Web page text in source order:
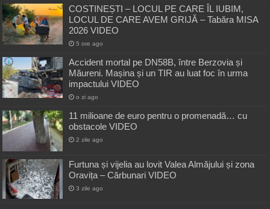
COSTINEȘTI – LOCUL PE CARE ÎL IUBIM,
LOCUL DE CARE AVEM GRIJĂ – Tabăra MISA
2026 VIDEO
5 ore ago
Accident mortal pe DN58B, între Berzovia și
Măureni. Mașina și un TIR au luat foc în urma
impactului VIDEO
o zi ago
11 milioane de euro pentru o promenadă… cu
obstacole VIDEO
2 zile ago
Furtuna și vijelia au lovit Valea Almăjului și zona
Oravița – Cărbunari VIDEO
3 zile ago